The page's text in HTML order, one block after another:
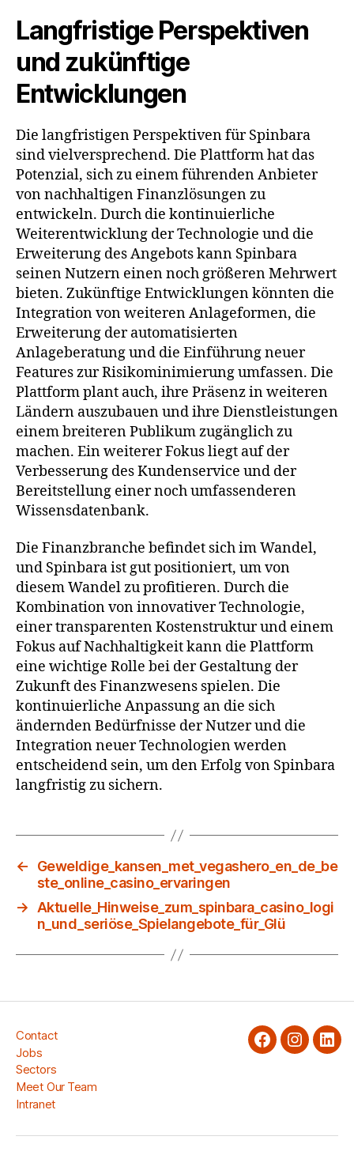
Langfristige Perspektiven
und zukünftige
Entwicklungen
Die langfristigen Perspektiven für Spinbara
sind vielversprechend. Die Plattform hat das
Potenzial, sich zu einem führenden Anbieter
von nachhaltigen Finanzlösungen zu
entwickeln. Durch die kontinuierliche
Weiterentwicklung der Technologie und die
Erweiterung des Angebots kann Spinbara
seinen Nutzern einen noch größeren Mehrwert
bieten. Zukünftige Entwicklungen könnten die
Integration von weiteren Anlageformen, die
Erweiterung der automatisierten
Anlageberatung und die Einführung neuer
Features zur Risikominimierung umfassen. Die
Plattform plant auch, ihre Präsenz in weiteren
Ländern auszubauen und ihre Dienstleistungen
einem breiteren Publikum zugänglich zu
machen. Ein weiterer Fokus liegt auf der
Verbesserung des Kundenservice und der
Bereitstellung einer noch umfassenderen
Wissensdatenbank.
Die Finanzbranche befindet sich im Wandel,
und Spinbara ist gut positioniert, um von
diesem Wandel zu profitieren. Durch die
Kombination von innovativer Technologie,
einer transparenten Kostenstruktur und einem
Fokus auf Nachhaltigkeit kann die Plattform
eine wichtige Rolle bei der Gestaltung der
Zukunft des Finanzwesens spielen. Die
kontinuierliche Anpassung an die sich
ändernden Bedürfnisse der Nutzer und die
Integration neuer Technologien werden
entscheidend sein, um den Erfolg von Spinbara
langfristig zu sichern.
←
Geweldige_kansen_met_vegashero_en_de_be
ste_online_casino_ervaringen
→ Aktuelle_Hinweise_zum_spinbara_casino_logi
n_und_seriöse_Spielangebote_für_Glü
Contact
Jobs
Sectors
Meet Our Team
Intranet
facebook